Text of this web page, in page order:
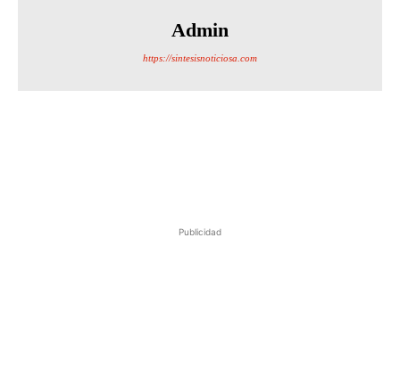
Admin
https://sintesisnoticiosa.com
Publicidad